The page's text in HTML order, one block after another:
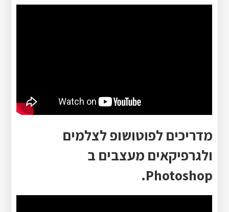
מדריכים לפוטושופ לצלמים
ולגרפיקאים מעצבים ב
Photoshop.